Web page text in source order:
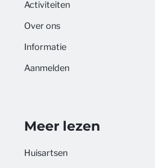
Activiteiten
Over ons
Informatie
Aanmelden
Meer lezen
Huisartsen